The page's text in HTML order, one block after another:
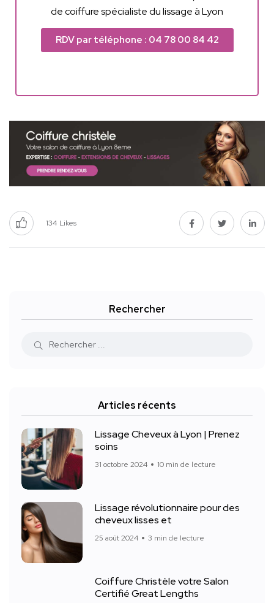
de coiffure spécialiste du lissage à Lyon
RDV par téléphone : 04 78 00 84 42
134 Likes
Rechercher
Articles récents
Lissage Cheveux à Lyon | Prenez
soins
31 octobre 2024 10 min de lecture
Lissage révolutionnaire pour des
cheveux lisses et
25 août 2024 3 min de lecture
Coiffure Christèle votre Salon
Certifié Great Lengths